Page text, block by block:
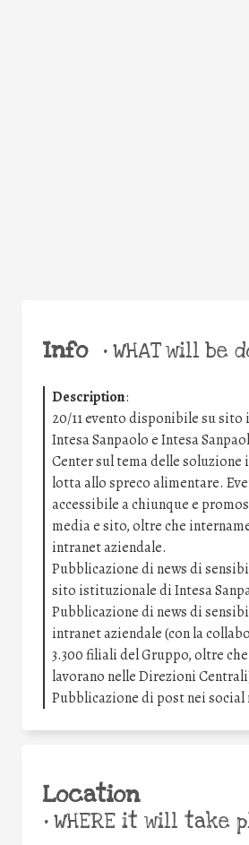
Info •WHAT will be
Description:
20/11 evento disponibile su
Intesa Sanpaolo e Intesa
Center sul tema delle soluzione
lotta allo spreco alimentare.
accessibile a chiunque e
media e sito, oltre che
intranet aziendale.
Pubblicazione di news di
sito istituzionale di Intesa
Pubblicazione di news di
intranet aziendale (con la
3.300 filiali del Gruppo, oltre
lavorano nelle Direzioni
Pubblicazione di post nei social
Location
•WHERE it will take